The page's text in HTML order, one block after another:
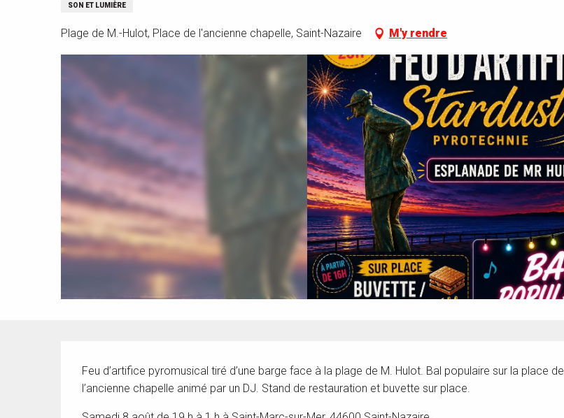
SON ET LUMIÈRE
Plage de M.-Hulot, Place de l'ancienne chapelle, Saint-Nazaire M'y rendre
Feu d’artifice pyromusical tiré d’une barge face à la plage de M. Hulot. Bal populaire sur la place de
l’ancienne chapelle animé par un DJ. Stand de restauration et buvette sur place.